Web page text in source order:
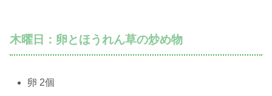
木曜日：卵とほうれん草の炒め物
卵 2個